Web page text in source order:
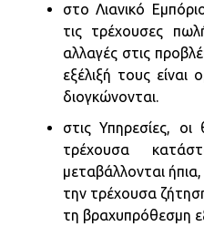
στο Λιανικό
τις τρέχουσες
αλλαγές στις
εξέλιξή τους
διογκώνονται.
στις Υπηρεσίες, οι
τρέχουσα
μεταβάλλονται
την τρέχουσα
τη βραχυπρόθεσμη